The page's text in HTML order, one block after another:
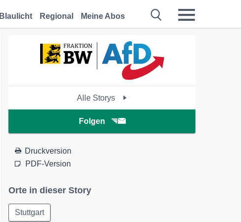
Blaulicht Regional Meine Abos
Alle Storys
Folgen
Druckversion
PDF-Version
Orte in dieser Story
Stuttgart